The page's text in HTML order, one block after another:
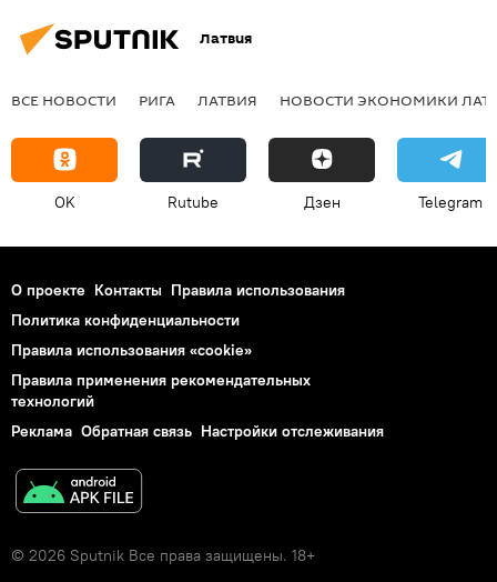
Латвия
ВСЕ НОВОСТИ РИГА ЛАТВИЯ НОВОСТИ ЭКОНОМИКИ
OK Rutube Дзен Telegram
О проекте Контакты Правила использования
Политика конфиденциальности
Правила использования «cookie»
Правила применения рекомендательных
технологий
Реклама Обратная связь Настройки отслеживания
© 2026 Sputnik Все права защищены. 18+